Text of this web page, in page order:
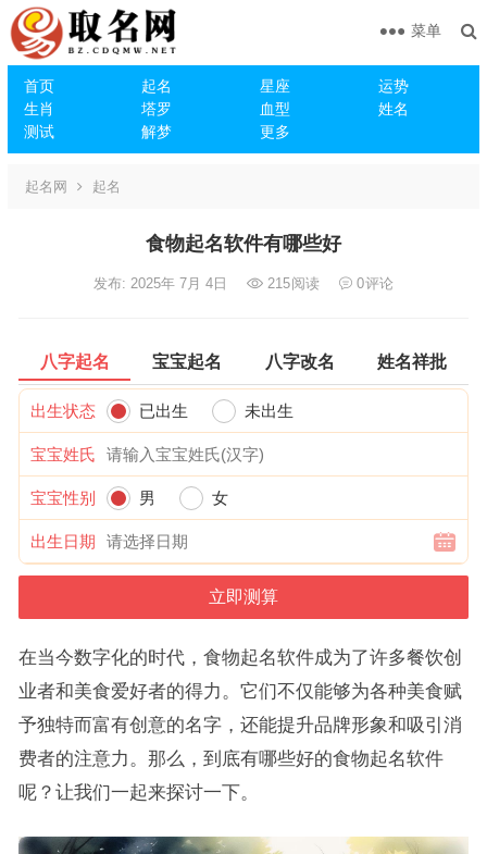
首页 起名 星座
运势
生肖
塔罗 血型
姓名
测试
解梦 更多
菜单
起名网 起名
食物起名软件有哪些好
发布: 2025年 7月 4日 215阅读 0评论
八字起名 宝宝起名 八字改名 姓名祥批
出生状态 已出生 未出生
宝宝姓氏
宝宝性别 男 女
出生日期
在当今数字化的时代，食物起名软件成为了许多餐饮创
业者和美食爱好者的得力。它们不仅能够为各种美食赋
予独特而富有创意的名字，还能提升品牌形象和吸引消
费者的注意力。那么，到底有哪些好的食物起名软件
呢？让我们一起来探讨一下。